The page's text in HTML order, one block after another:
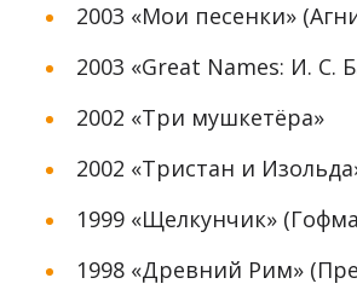
2003 «Мои песенки»
2003 «Great Names: И. С.
2002 «Три мушкетёра»
2002 «Тристан и
1999 «Щелкунчик»
1998 «Древний Рим»